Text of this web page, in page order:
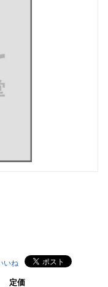
いね
定価